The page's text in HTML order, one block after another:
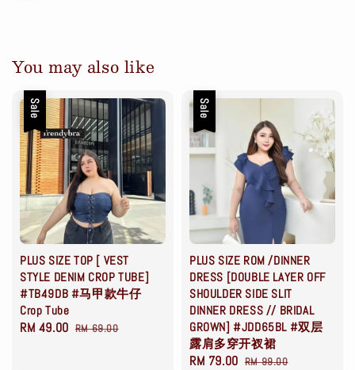
You may also like
Sale
PLUS SIZE TOP [ VEST
STYLE DENIM CROP TUBE]
#TB49DB #马甲款牛仔
Crop Tube
Sale
RM 49.00 Regular
RM 69.00
Sale
PLUS SIZE ROM /DINNER
DRESS [DOUBLE LAYER OFF
SHOULDER SIDE SLIT
DINNER DRESS // BRIDAL
GROWN] #JDD65BL #双层
露肩多穿开衩裙
Sale
RM 79.00 Regular
RM 99.00